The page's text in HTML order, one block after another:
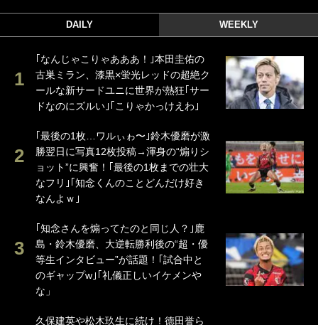
DAILY WEEKLY
｢なんじゃこりゃあああ！｣本田圭佑の
古巣ミラン、漆黒×蛍光レッドの超絶ク
ールな新サードユニに世界が熱狂｢サー
ドなのにズルい｣｢こりゃかっけえわ｣
｢最後の1枚…ワルぃゎ〜｣鈴木優磨が激
勝翌日に写真12枚投稿→渾身の“煽りシ
ョット”に興奮！｢最後の1枚までの壮大
なフリ｣｢知念くんのことどんだけ好き
なんよｗ｣
｢知念さんを煽ってたのと同じ人？｣鹿
島・鈴木優磨、大逆転勝利後の“超・優
等生インタビュー”が話題！｢試合中と
のギャップw｣｢礼儀正しいイケメンや
な」
久保建英や松木玖生に続け！徳田誉ら